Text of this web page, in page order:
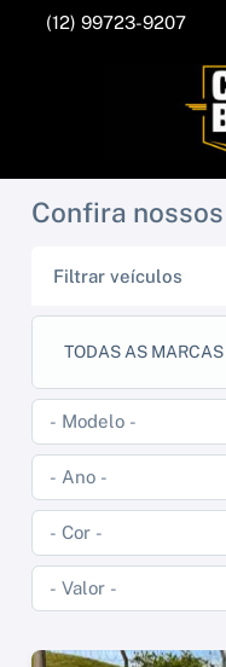
(12) 99723-9207
Confira
Filtrar veículos
TODAS AS MARCAS